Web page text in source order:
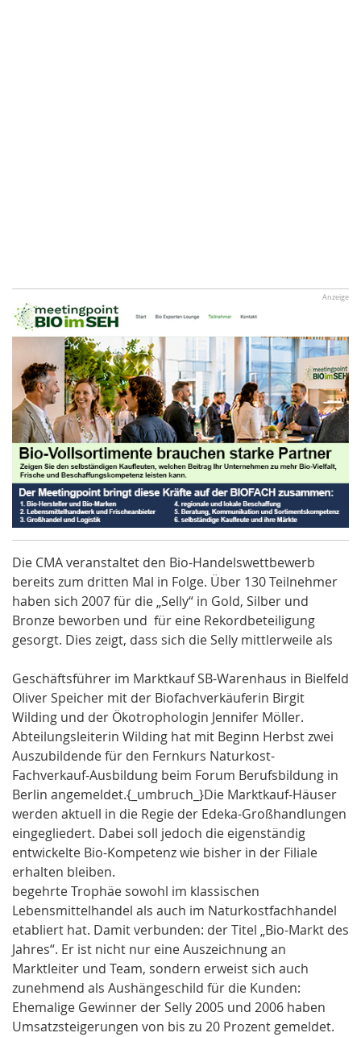
Anzeige
Die CMA veranstaltet den Bio-Handelswettbewerb
bereits zum dritten Mal in Folge. Über 130 Teilnehmer
haben sich 2007 für die „Selly“ in Gold, Silber und
Bronze beworben und für eine Rekordbeteiligung
gesorgt. Dies zeigt, dass sich die
Geschäftsführer im Marktkauf SB-Warenhaus in Bielfeld
Oliver Speicher mit der Biofachverkäuferin Birgit
Wilding und der Ökotrophologin Jennifer Möller.
Abteilungsleiterin Wilding hat mit Beginn Herbst zwei
Auszubildende für den Fernkurs Naturkost-
Fachverkauf-Ausbildung beim Forum Berufsbildung in
Berlin angemeldet.{_umbruch_}Die Marktkauf-Häuser
werden aktuell in die Regie der Edeka-Großhandlungen
eingegliedert. Dabei soll jedoch die eigenständig
entwickelte Bio-Kompetenz wie bisher in der Filiale
erhalten bleiben.
Selly mittlerweile als
begehrte Trophäe sowohl im klassischen
Lebensmittelhandel als auch im Naturkostfachhandel
etabliert hat. Damit verbunden: der Titel „Bio-Markt des
Jahres“. Er ist nicht nur eine Auszeichnung an
Marktleiter und Team, sondern erweist sich auch
zunehmend als Aushängeschild für die Kunden:
Ehemalige Gewinner der Selly 2005 und 2006 haben
Umsatzsteigerungen von bis zu 20 Prozent gemeldet.